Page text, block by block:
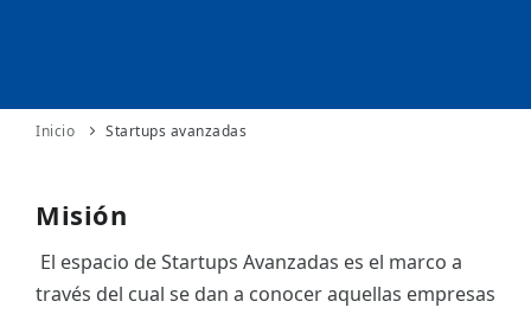
INTERNACIONALIZACIÓN
ES
Inicio Startups avanzadas
Misión
El espacio de Startups Avanzadas es el marco a
través del cual se dan a conocer aquellas empresas